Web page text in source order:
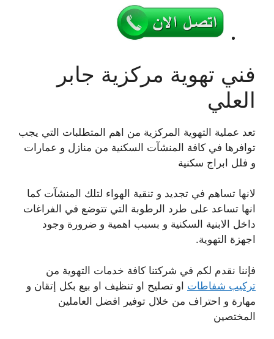
فني تهوية مركزية جابر
العلي
تعد عملية التهوية المركزية من اهم المتطلبات التي يجب
توافرها في كافة المنشآت السكنية من منازل و عمارات
و فلل ابراج سكنية
لانها تساهم في تجديد و تنقية الهواء لتلك المنشآت كما
انها تساعد على طرد الرطوبة التي تتوضع في الفراغات
داخل الابنية السكنية و بسبب اهمية و ضرورة وجود
اجهزة التهوية.
فإننا نقدم لكم في شركتنا كافة خدمات التهوية من
تركيب شفاطات او تصليح او تنظيف او بيع بكل إتقان و
مهارة و احتراف من خلال توفير افضل العاملين
المختصين